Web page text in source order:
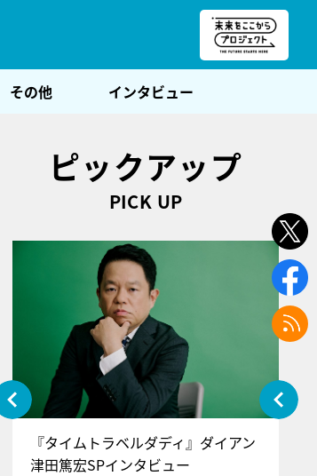
その他 インタビュー
ピックアップ
PICK UP
『タイムトラベルダディ』ダイアン
津田篤宏SPインタビュー